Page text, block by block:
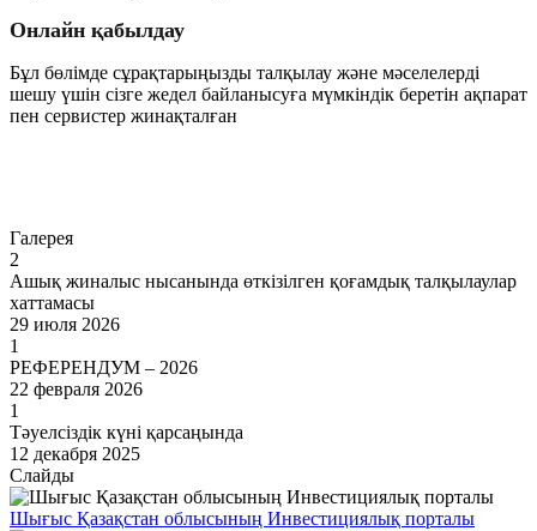
Онлайн қабылдау
Бұл бөлімде сұрақтарыңызды талқылау және мәселелерді
шешу үшін сізге жедел байланысуға мүмкіндік беретін ақпарат
пен сервистер жинақталған
Галерея
2
Ашық жиналыс нысанында өткізілген қоғамдық талқылаулар
хаттамасы
29 июля 2026
1
РЕФЕРЕНДУМ – 2026
22 февраля 2026
1
Тәуелсіздік күні қарсаңында
12 декабря 2025
Слайды
Шығыс Қазақстан облысының Инвестициялық порталы